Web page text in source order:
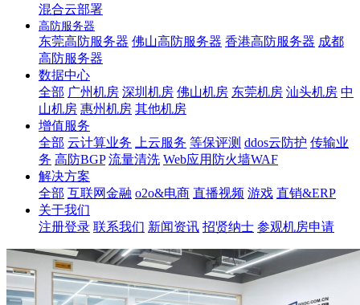
混合云部署
高防服务器
东莞高防服务器 佛山高防服务器 香港高防服务器 成都
高防服务器
数据中心
全部 广州机房 深圳机房 佛山机房 东莞机房 汕头机房 中
山机房 惠州机房 其他机房
增值服务
全部 云计算业务 上云服务 等保评测 ddos云防护 传输业
务 高防BGP 流量清洗 Web应用防火墙WAF
解决方案
全部 互联网金融 o2o&电商 直播视频 游戏 直销&ERP
关于我们
注册登录 联系我们 新闻资讯 招贤纳士 参观机房申请